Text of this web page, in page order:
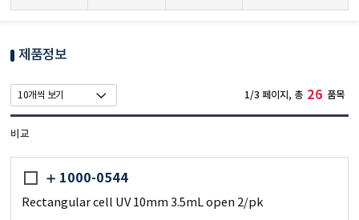
제품정보
1/3 페이지, 총 26 품목
비교
1000-0544
Rectangular cell UV 10mm 3.5mL open 2/pk